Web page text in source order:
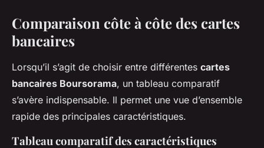
Comparaison côte à côte des cartes
bancaires
Lorsqu’il s’agit de choisir entre différentes cartes
bancaires Boursorama, un tableau comparatif
s’avère indispensable. Il permet une vue d’ensemble
rapide des principales caractéristiques.
Tableau comparatif des caractéristiques